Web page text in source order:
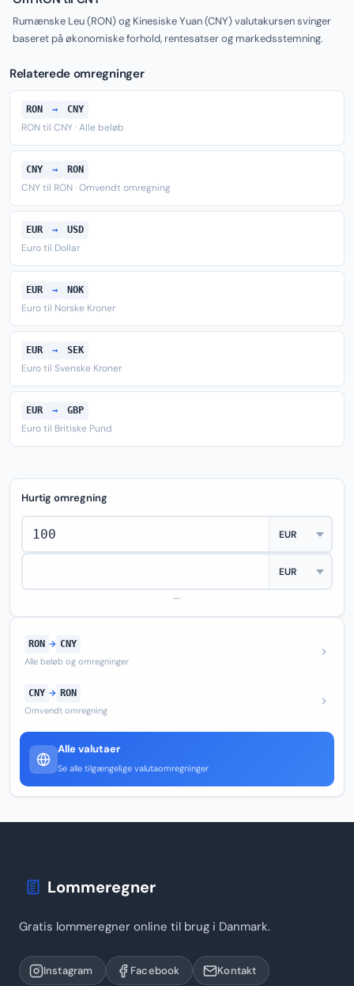
Rumænske Leu (RON) og Kinesiske Yuan (CNY) valutakursen svinger
baseret på økonomiske forhold, rentesatser og markedsstemning.
Relaterede omregninger
RON → CNY
RON til CNY · Alle beløb
CNY → RON
CNY til RON · Omvendt omregning
EUR → USD
Euro til Dollar
EUR → NOK
Euro til Norske Kroner
EUR → SEK
Euro til Svenske Kroner
EUR → GBP
Euro til Britiske Pund
Hurtig omregning
—
RON → CNY
Alle beløb og omregninger
CNY → RON
Omvendt omregning
Alle valutaer
Se alle tilgængelige valutaomregninger
Lommeregner
Gratis lommeregner online til brug i Danmark.
Instagram Facebook Kontakt